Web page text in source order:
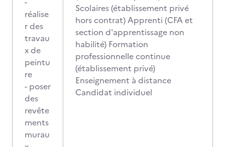
réalise
r des
travau
x de
peintu
re
- poser
des
revête
ments
murau
Scolaires (établissement privé
hors contrat) Apprenti (CFA et
section d'apprentissage non
habilité) Formation
professionnelle continue
(établissement privé)
Enseignement à distance
Candidat individuel